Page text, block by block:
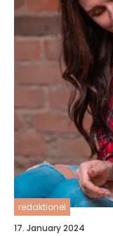
redaktionel
17. January 2024